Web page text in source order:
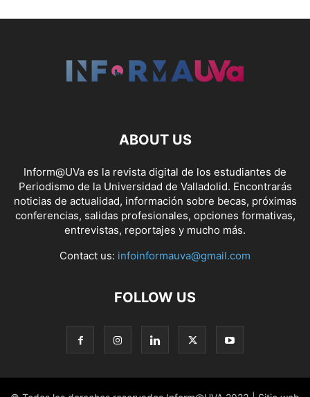
ABOUT US
Inform@UVa es la revista digital de los estudiantes de
Periodismo de la Universidad de Valladolid. Encontrarás
noticias de actualidad, información sobre becas, próximas
conferencias, salidas profesionales, opciones formativas,
entrevistas, reportajes y mucho más.
Contact us: infoinformauva@gmail.com
FOLLOW US